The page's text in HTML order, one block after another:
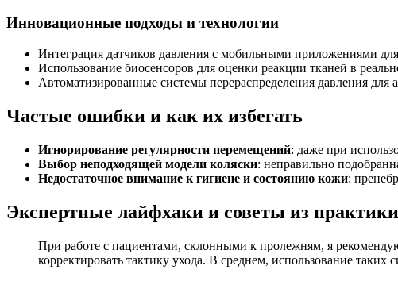
Инновационные подходы и технологии
Интеграция датчиков давления с мобильными приложениями
Использование биосенсоров для оценки реакции тканей в
Автоматизированные системы перераспределения давления для
Частые ошибки и как их избегать
Игнорирование регулярности перемещений: даже при
Выбор неподходящей модели коляски: неправильно
Недостаточное внимание к гигиене и состоянию кожи:
Экспертные лайфхаки и советы из практики
При работе с пациентами, склонными к пролежням, я
корректировать тактику ухода. В среднем, использование